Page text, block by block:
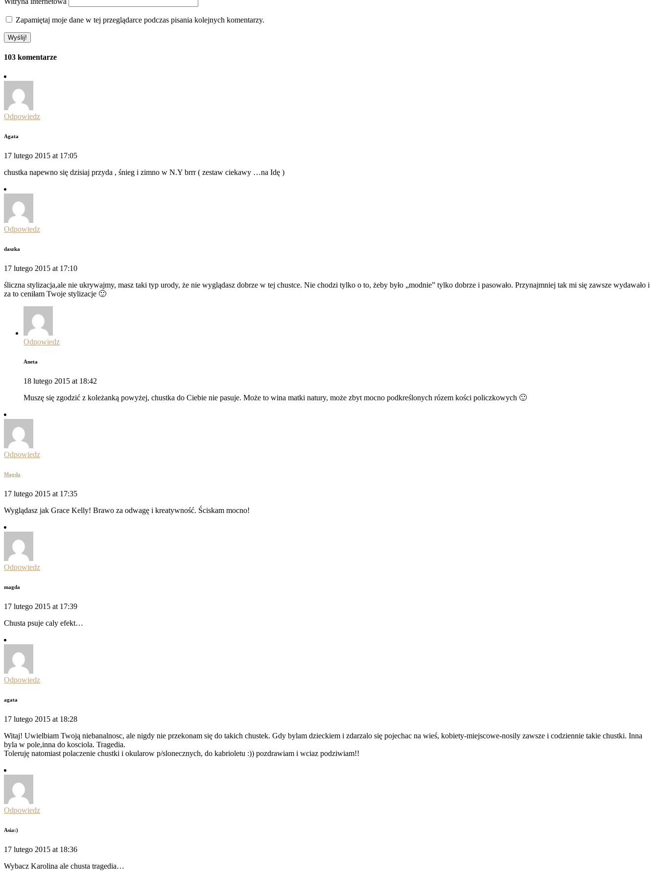
Zapamiętaj moje dane w tej przeglądarce podczas pisania kolejnych komentarzy.
103 komentarze
Odpowiedz
Agata
17 lutego 2015 at 17:05
chustka napewno się dzisiaj przyda , śnieg i zimno w N.Y brrr ( zestaw ciekawy …na Idę )
Odpowiedz
daszka
17 lutego 2015 at 17:10
śliczna stylizacja,ale nie ukrywajmy, masz taki typ urody, że nie wyglądasz dobrze w tej chustce. Nie chodzi tylko o to, żeby było „modnie” tylko dobrze i pasowało. Przynajmniej tak mi się zawsze wydawało i
za to ceniłam Twoje stylizacje 🙂
Odpowiedz
Aneta
18 lutego 2015 at 18:42
Muszę się zgodzić z koleżanką powyżej, chustka do Ciebie nie pasuje. Może to wina matki natury, może zbyt mocno podkreślonych rózem kości policzkowych 🙂
Odpowiedz
Magda
17 lutego 2015 at 17:35
Wyglądasz jak Grace Kelly! Brawo za odwagę i kreatywność. Ściskam mocno!
Odpowiedz
magda
17 lutego 2015 at 17:39
Chusta psuje caly efekt…
Odpowiedz
agata
17 lutego 2015 at 18:28
Witaj! Uwielbiam Twoją niebanalnosc, ale nigdy nie przekonam się do takich chustek. Gdy bylam dzieckiem i zdarzalo się pojechac na wieś, kobiety-miejscowe-nosily zawsze i codziennie takie chustki. Inna
byla w pole,inna do kosciola. Tragedia.
Toleruję natomiast polaczenie chustki i okularow p/slonecznych, do kabrioletu :)) pozdrawiam i wciaz podziwiam!!
Odpowiedz
Asia:)
17 lutego 2015 at 18:36
Wybacz Karolina ale chusta tragedia…